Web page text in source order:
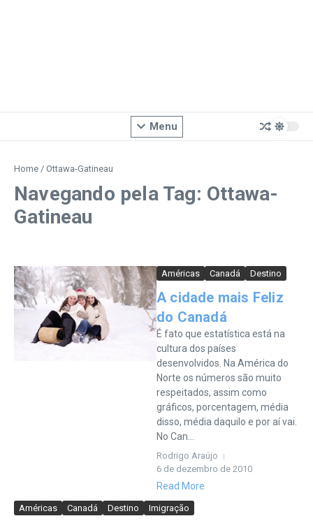
Menu
Home / Ottawa-Gatineau
Navegando pela Tag: Ottawa-
Gatineau
Américas Canadá Destino
A cidade mais Feliz
do Canadá
É fato que estatística está na
cultura dos países
desenvolvidos. Na América do
Norte os números são muito
respeitados, assim como
gráficos, porcentagem, média
disso, média daquilo e por aí vai.
No Can...
Rodrigo Araújo
6 de dezembro de 2010
Read More
Américas Canadá Destino Imigração